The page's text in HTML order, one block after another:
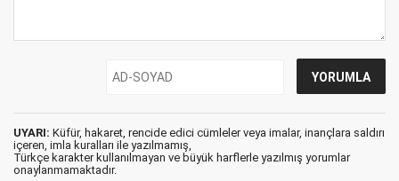
UYARI: Küfür, hakaret, rencide edici cümleler veya imalar, inançlara saldırı
içeren, imla kuralları ile yazılmamış,
Türkçe karakter kullanılmayan ve büyük harflerle yazılmış yorumlar
onaylanmamaktadır.